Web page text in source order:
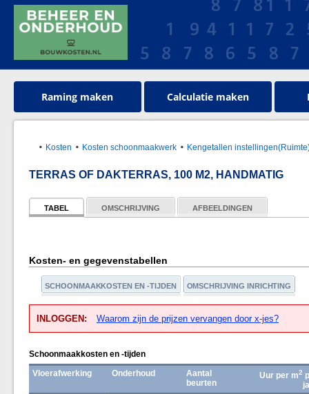
Raming maken Calculatie maken
Kosten Kosten schoonmaakwerk Kengetallen
TERRAS OF DAKTERRAS, 100 M2, HANDMATIG
TABEL OMSCHRIJVING AFBEELDINGEN
Kosten- en gegevenstabellen
SCHOONMAAKKOSTEN EN -TIJDEN OMSCHRIJVING INRICHTING
INLOGGEN: Waarom zijn de prijzen vervangen door x-jes?
Schoonmaakkosten en -tijden
Vloerafwerking
Onderhoud
Aantal
beurten
Uur per m2